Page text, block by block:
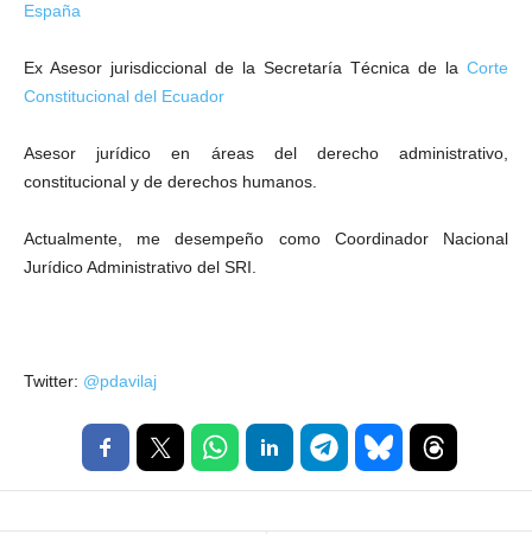
España
Ex Asesor jurisdiccional de la Secretaría Técnica de la Corte
Constitucional del Ecuador
Asesor jurídico en áreas del derecho administrativo,
constitucional y de derechos humanos.
Actualmente, me desempeño como Coordinador Nacional
Jurídico Administrativo del SRI.
Twitter: @pdavilaj